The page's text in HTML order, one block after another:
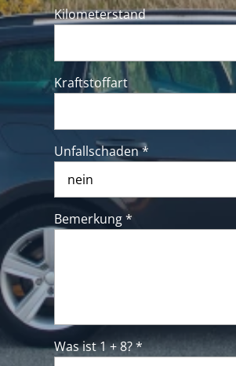
Kilometerstand
Kraftstoffart
Unfallschaden *
Bemerkung *
Was ist 1 + 8? *